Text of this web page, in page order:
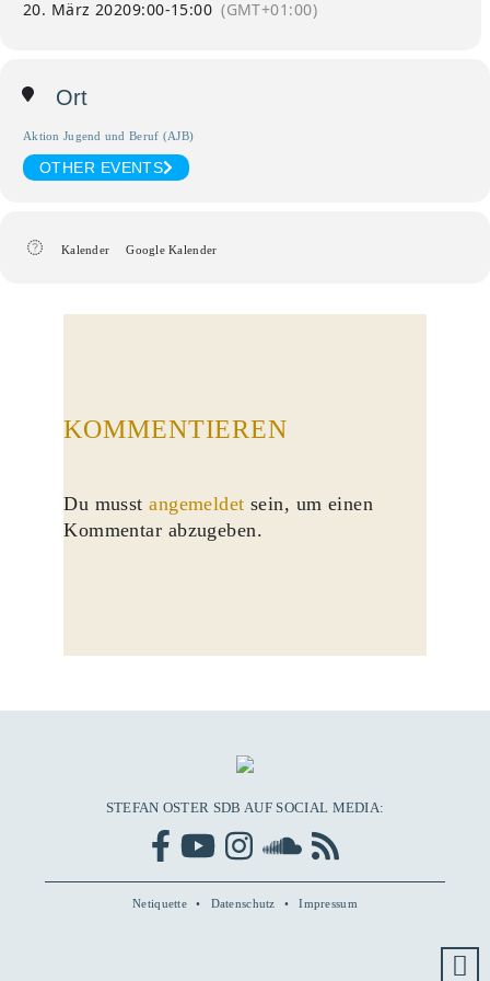
20. März 20209:00-15:00 (GMT+01:00)
Ort
Aktion Jugend und Beruf (AJB)
OTHER EVENTS
Kalender Google Kalender
KOMMENTIEREN
Du musstangemeldet sein, um einen
Kommentar abzugeben.
STEFAN OSTER SDB AUF SOCIAL MEDIA:
Netiquette Datenschutz Impressum